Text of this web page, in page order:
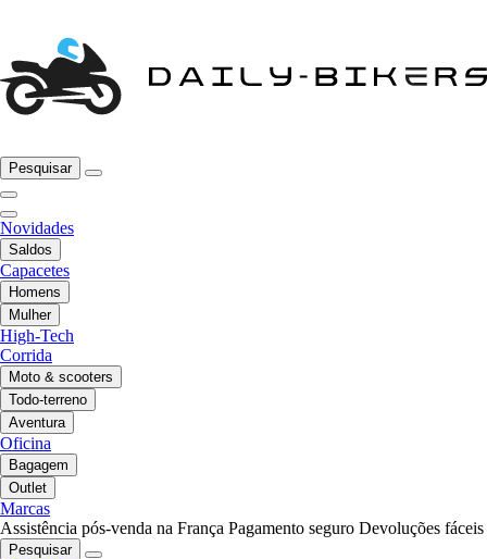
Pesquisar
Novidades
Saldos
Capacetes
Homens
Mulher
High-Tech
Corrida
Moto & scooters
Todo-terreno
Aventura
Oficina
Bagagem
Outlet
Marcas
Assistência pós-venda na França Pagamento seguro Devoluções fáceis
Pesquisar